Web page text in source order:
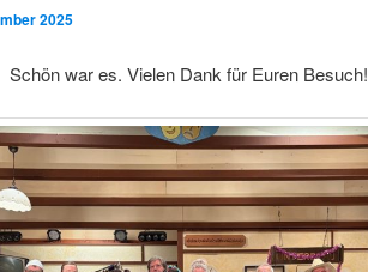
2025
Schön war es. Vielen Dank für Euren Besuch!